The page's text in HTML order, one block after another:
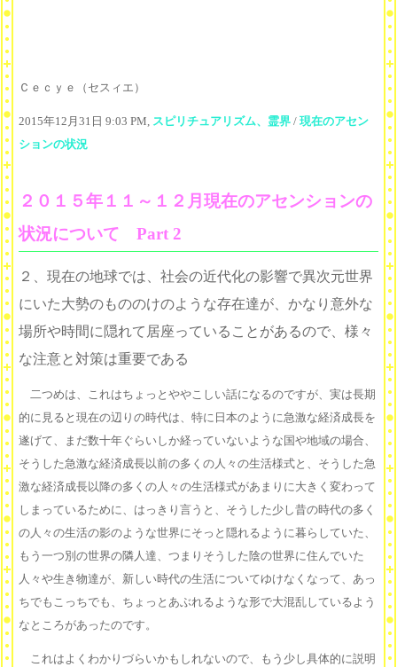
Ｃｅｃｙｅ（セスィエ）
2015年12月31日 9:03 PM, スピリチュアリズム、霊界 / 現在のアセン
ションの状況
２０１５年１１～１２月現在のアセンションの
状況について Part 2
２、現在の地球では、社会の近代化の影響で異次元世界
にいた大勢のもののけのような存在達が、かなり意外な
場所や時間に隠れて居座っていることがあるので、様々
な注意と対策は重要である
二つめは、これはちょっとややこしい話になるのですが、実は長期
的に見ると現在の辺りの時代は、特に日本のように急激な経済成長を
遂げて、まだ数十年ぐらいしか経っていないような国や地域の場合、
そうした急激な経済成長以前の多くの人々の生活様式と、そうした急
激な経済成長以降の多くの人々の生活様式があまりに大きく変わって
しまっているために、はっきり言うと、そうした少し昔の時代の多く
の人々の生活の影のような世界にそっと隠れるように暮らしていた、
もう一つ別の世界の隣人達、つまりそうした陰の世界に住んでいた
人々や生き物達が、新しい時代の生活についてゆけなくなって、あっ
ちでもこっちでも、ちょっとあぶれるような形で大混乱しているよう
なところがあったのです。
これはよくわかりづらいかもしれないので、もう少し具体的に説明